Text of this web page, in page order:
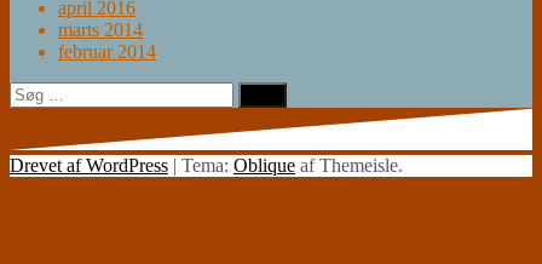
april 2016
marts 2014
februar 2014
Søg
efter:
Drevet af WordPress | Tema: Oblique af Themeisle.